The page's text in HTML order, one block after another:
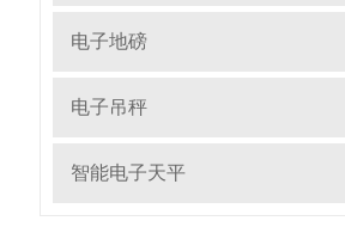
电子地磅
电子吊秤
智能电子天平